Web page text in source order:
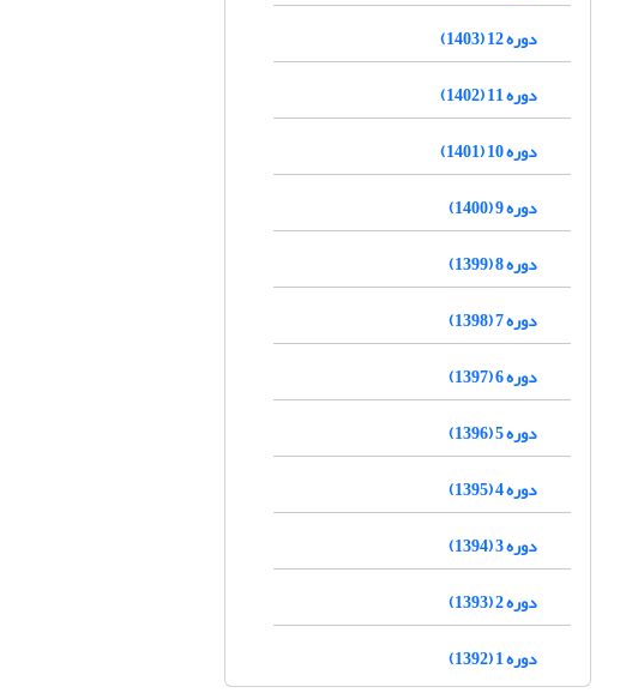
دوره 12 (1403)
دوره 11 (1402)
دوره 10 (1401)
دوره 9 (1400)
دوره 8 (1399)
دوره 7 (1398)
دوره 6 (1397)
دوره 5 (1396)
دوره 4 (1395)
دوره 3 (1394)
دوره 2 (1393)
دوره 1 (1392)